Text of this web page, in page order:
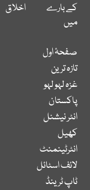
کے بارے
میں
اخلاق
صفحۂ اول
تازہ ترین
غزہ لہو لہو
پاکستان
انٹر نیشنل
کھیل
انٹرٹینمنٹ
لائف اسٹائل
ٹاپ ٹرینڈ